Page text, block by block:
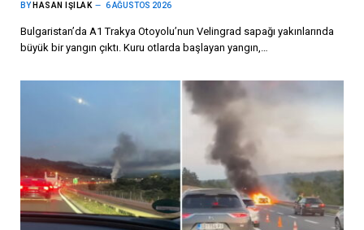
BY HASAN IŞILAK 6 AĞUSTOS 2026
Bulgaristan’da A1 Trakya Otoyolu’nun Velingrad sapağı yakınlarında
büyük bir yangın çıktı. Kuru otlarda başlayan yangın,…